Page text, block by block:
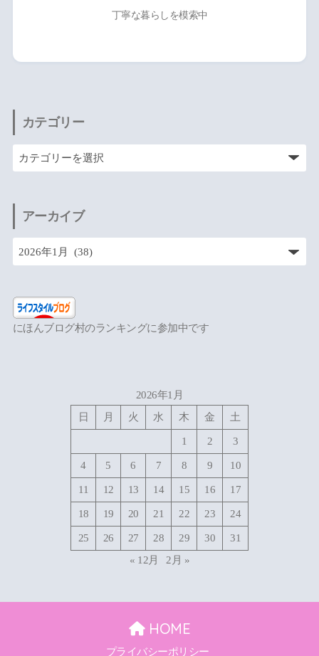
丁寧な暮らしを模索中
カテゴリー
アーカイブ
にほんブログ村のランキングに参加中です
2026年1月
日
月 火 水 木 金 土
1 2 3
4 5 6 7 8 9 10
11 12 13 14 15 16 17
18 19 20 21 22 23 24
25 26 27 28 29 30
31
« 12月
2月 »
HOME
プライバシーポリシー